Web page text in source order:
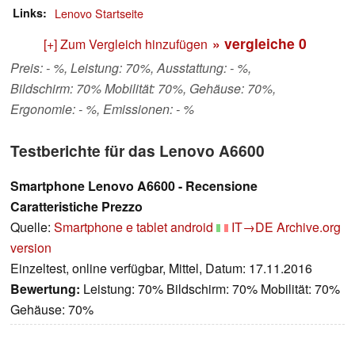
Links Lenovo Startseite
[+] Zum Vergleich hinzufügen » vergleiche 0
Preis: - %, Leistung: 70%, Ausstattung: - %,
Bildschirm: 70% Mobilität: 70%, Gehäuse: 70%,
Ergonomie: - %, Emissionen: - %
Testberichte für das Lenovo A6600
Smartphone Lenovo A6600 - Recensione
Caratteristiche Prezzo
Quelle: Smartphone e tablet android IT→DE Archive.org
version
Einzeltest, online verfügbar, Mittel, Datum: 17.11.2016
Bewertung: Leistung: 70% Bildschirm: 70% Mobilität: 70%
Gehäuse: 70%